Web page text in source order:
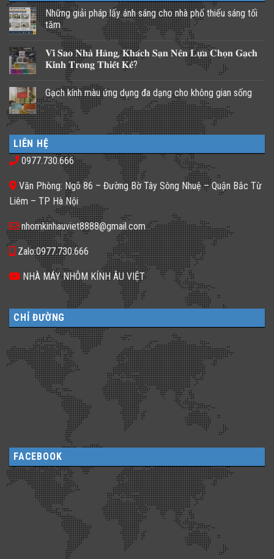
Những giải pháp lấy ánh sáng cho nhà phố thiếu sáng tối
tăm
Không
bình
luận
ở
pháp
lấy
ánh
sáng
cho
nhà
phố
thiếu
sáng
tối
𝐕𝐢̀ 𝐒𝐚𝐨 𝐍𝐡𝐚̀ 𝐇𝐚̀𝐧𝐠, 𝐊𝐡𝐚́𝐜𝐡 𝐒𝐚̣𝐧 𝐍𝐞̂𝐧 𝐋𝐮̛̣𝐚 𝐂𝐡𝐨̣𝐧 𝐆𝐚̣𝐜𝐡
𝐊𝐢́𝐧𝐡 𝐓𝐫𝐨𝐧𝐠 𝐓𝐡𝐢𝐞̂́𝐭 𝐊𝐞̂́?
bình
luận
ở
𝐕𝐢̀
𝐒𝐚𝐨
𝐍𝐡𝐚̀
𝐇𝐚̀𝐧𝐠,
𝐊𝐡𝐚́𝐜𝐡
𝐒𝐚̣𝐧
𝐍𝐞̂𝐧
𝐂𝐡𝐨̣𝐧
𝐆𝐚̣𝐜𝐡
𝐊𝐢́𝐧𝐡
𝐓𝐫𝐨𝐧𝐠
𝐓𝐡𝐢𝐞̂́𝐭
𝐊𝐞̂́?
Gạch kính màu ứng dụng đa dạng cho không gian sống
Không
có
bình
luận
ở
Gạch
kính
màu
đa
dạng
cho
không
gian
sống
LIÊN HỆ
0977.730.666
Văn Phòng: Ngõ 86 – Đường Bờ Tây Sông Nhuệ – Quận Bắc Từ
Liêm – TP Hà Nội
nhomkinhauviet8888@gmail.com
Zalo:0977.730.666
NHÀ MÁY NHÔM KÍNH ÂU VIỆT
CHỈ ĐƯỜNG
FACEBOOK